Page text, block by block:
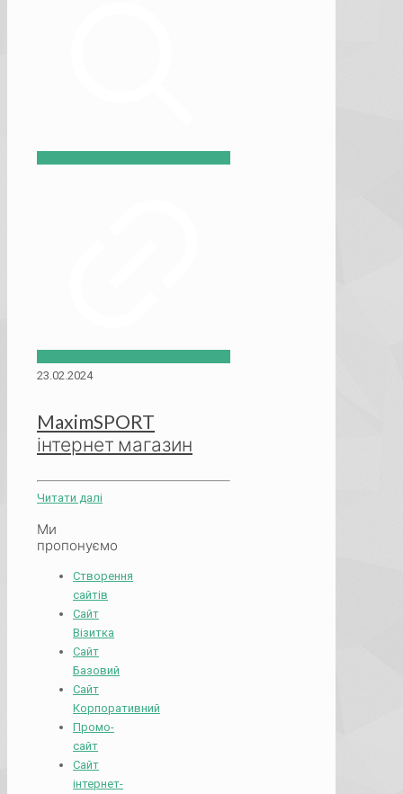
23.02.2024
MaximSPORT
інтернет магазин
Читати далі
Ми
пропонуємо
Створення
сайтів
Сайт
Візитка
Сайт
Базовий
Сайт
Корпоративний
Промо-
сайт
Сайт
інтернет-